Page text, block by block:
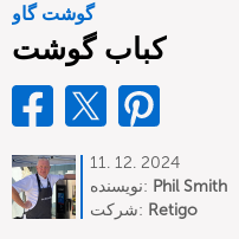
گوشت گاو
کباب گوشت
11. 12. 2024
نویسنده: Phil Smith
شرکت: Retigo